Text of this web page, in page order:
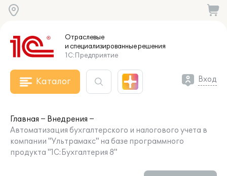
Отраслевые
и специализированныерешения
1С:Предприятие
Каталог Вход
Главная
Внедрения
Автоматизация бухгалтерского и налогового учета в
компании "Ультрамакс" на базе программного
продукта "1С:Бухгалтерия 8"